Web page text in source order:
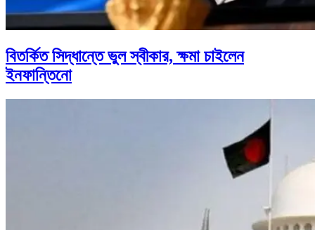
বিতর্কিত সিদ্ধান্তে ভুল স্বীকার, ক্ষমা চাইলেন
ইনফান্তিনো